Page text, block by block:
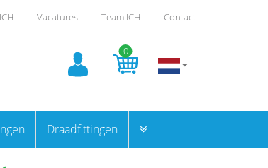
ICH Vacatures Team ICH Contact
0
Draadfittingen